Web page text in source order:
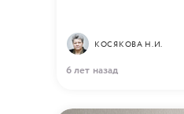
КОСЯКОВА Н.И.
6 лет назад